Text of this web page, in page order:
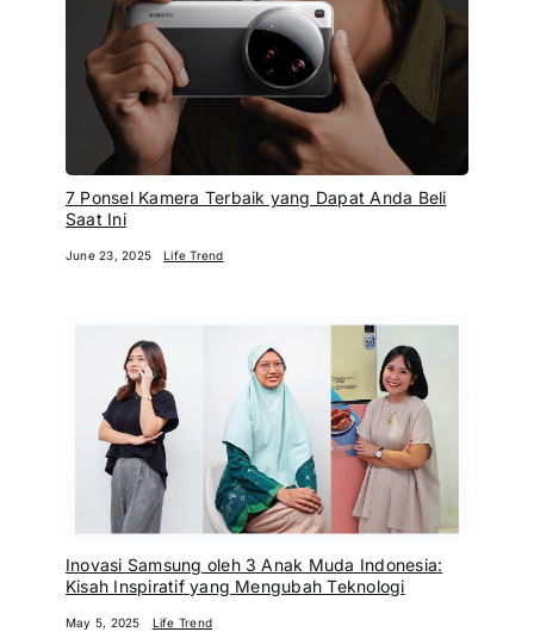
7 Ponsel Kamera Terbaik yang Dapat Anda Beli
Saat Ini
June 23, 2025 Life Trend
Inovasi Samsung oleh 3 Anak Muda Indonesia:
Kisah Inspiratif yang Mengubah Teknologi
May 5, 2025 Life Trend